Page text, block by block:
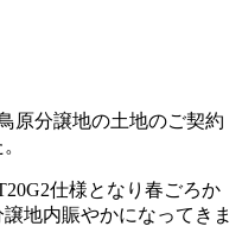
原分譲地の土地のご契約
仕様となり春ごろか
地内賑やかになってきま